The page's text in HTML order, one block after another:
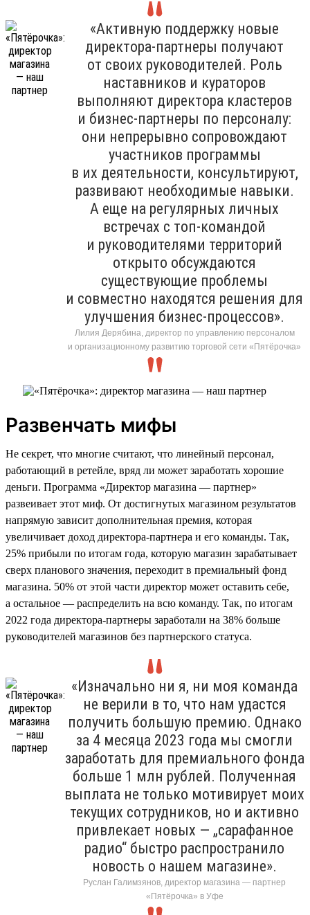
«Активную поддержку новые
директора-партнеры получают
от своих руководителей. Роль
наставников и кураторов
выполняют директора кластеров
и бизнес-партнеры по персоналу:
они непрерывно сопровождают
участников программы
в их деятельности, консультируют,
развивают необходимые навыки.
А еще на регулярных личных
встречах с топ-командой
и руководителями территорий
открыто обсуждаются
существующие проблемы
и совместно находятся решения для
улучшения бизнес-процессов».
Лилия Дерябина, директор по управлению персоналом
и организационному развитию торговой сети «Пятёрочка»
Развенчать мифы
Не секрет, что многие считают, что линейный персонал,
работающий в ретейле, вряд ли может заработать хорошие
деньги. Программа «Директор магазина — партнер»
развеивает этот миф. От достигнутых магазином результатов
напрямую зависит дополнительная премия, которая
увеличивает доход директора-партнера и его команды. Так,
25% прибыли по итогам года, которую магазин зарабатывает
сверх планового значения, переходит в премиальный фонд
магазина. 50% от этой части директор может оставить себе,
а остальное — распределить на всю команду. Так, по итогам
2022 года директора-партнеры заработали на 38% больше
руководителей магазинов без партнерского статуса.
«Изначально ни я, ни моя команда
не верили в то, что нам удастся
получить большую премию. Однако
за 4 месяца 2023 года мы смогли
заработать для премиального фонда
больше 1 млн рублей. Полученная
выплата не только мотивирует моих
текущих сотрудников, но и активно
привлекает новых — „сарафанное
радио“ быстро распространило
новость о нашем магазине».
Руслан Галимзянов, директор магазина — партнер
«Пятёрочка» в Уфе